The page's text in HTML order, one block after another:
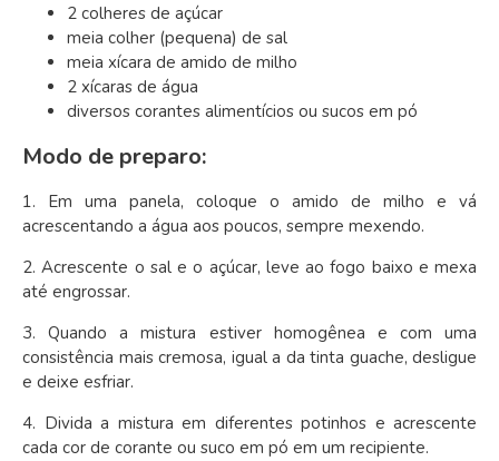
2 colheres de açúcar
meia colher (pequena) de sal
meia xícara de amido de milho
2 xícaras de água
diversos corantes alimentícios ou sucos em pó
Modo de preparo:
1. Em uma panela, coloque o amido de milho e vá
acrescentando a água aos poucos, sempre mexendo.
2. Acrescente o sal e o açúcar, leve ao fogo baixo e mexa
até engrossar.
3. Quando a mistura estiver homogênea e com uma
consistência mais cremosa, igual a da tinta guache, desligue
e deixe esfriar.
4. Divida a mistura em diferentes potinhos e acrescente
cada cor de corante ou suco em pó em um recipiente.